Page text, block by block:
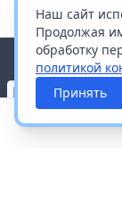
Наш сайт
Продолжая
обработку
политикой
Принять